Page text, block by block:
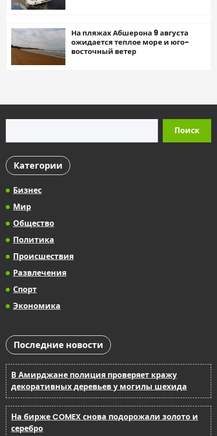
На пляжах Абшерона 9 августа
ожидается теплое море и юго-
восточный ветер
Поиск
Категории
Бизнес
Мир
Общество
Политика
Происшествия
Развлечения
Спорт
Экономика
Последние новости
В Амирджане полиция проверяет кражу
декоративных деревьев у могилы шехида
На бирже COMEX снова подорожали золото и
серебро